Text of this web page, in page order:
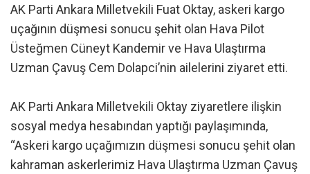
AK Parti Ankara Milletvekili Fuat Oktay, askeri kargo
uçağının düşmesi sonucu şehit olan Hava Pilot
Üsteğmen Cüneyt Kandemir ve Hava Ulaştırma
Uzman Çavuş Cem Dolapci’nin ailelerini ziyaret etti.
AK Parti Ankara Milletvekili Oktay ziyaretlere ilişkin
sosyal medya hesabından yaptığı paylaşımında,
“Askeri kargo uçağımızın düşmesi sonucu şehit olan
kahraman askerlerimiz Hava Ulaştırma Uzman Çavuş